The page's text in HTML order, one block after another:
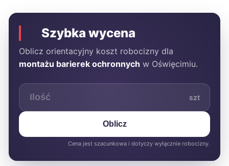
Szybka wycena
Oblicz orientacyjny koszt robocizny dla
montażu barierek ochronnych w Oświęcimiu.
szt
Oblicz
Cena jest szacunkowa i dotyczy wyłącznie robocizny.